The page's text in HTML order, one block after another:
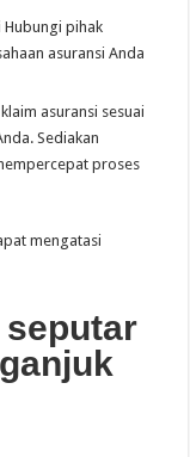
Hubungi pihak
asuransi Anda
asuransi sesuai
Sediakan
proses
mengatasi
seputar